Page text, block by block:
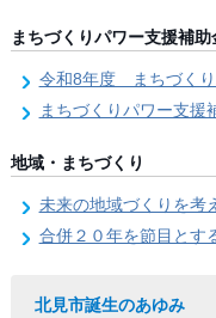
まちづくりパワー支援補助
令和8年度 まちづくりパワ
まちづくりパワー支援
地域・まちづくり
未来の地域づくりを考
合併２０年を節目とす
北見市誕生のあゆみ